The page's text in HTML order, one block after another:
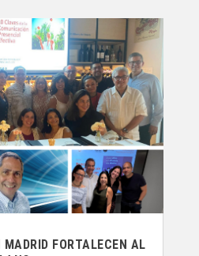
MADRID FORTALECEN AL